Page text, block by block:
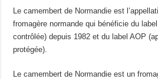
Le camembert de Normandie est
fromagère normande qui bénéficie du
contrôlée) depuis 1982 et du label AOP
protégée).
Le camembert de Normandie est un